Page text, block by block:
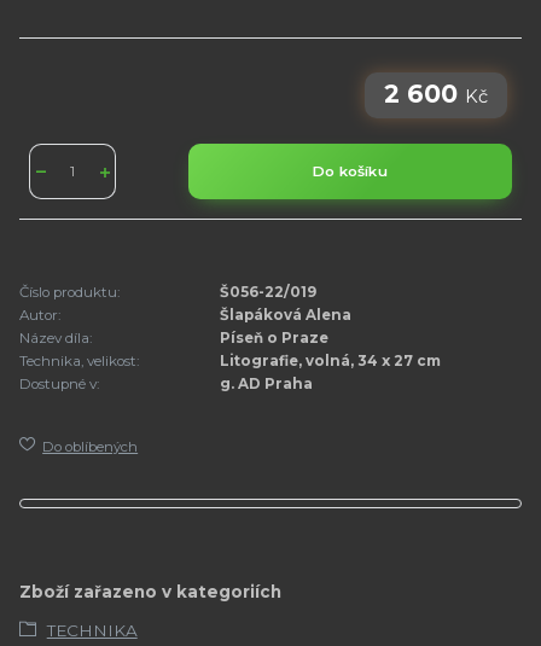
2 600 Kč
Do košíku
Číslo produktu:
Š056-22/019
Autor:
Šlapáková Alena
Název díla:
Píseň o Praze
Technika, velikost:
Litografie, volná, 34 x 27 cm
Dostupné v:
g. AD Praha
Do oblíbených
Zboží zařazeno v kategoriích
TECHNIKA